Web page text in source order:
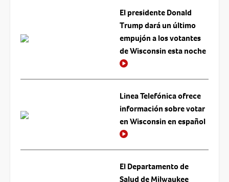
El presidente Donald
Trump dará un último
empujón a los votantes
de Wisconsin esta noche
Linea Telefónica ofrece
información sobre votar
en Wisconsin en español
El Departamento de
Salud de Milwaukee